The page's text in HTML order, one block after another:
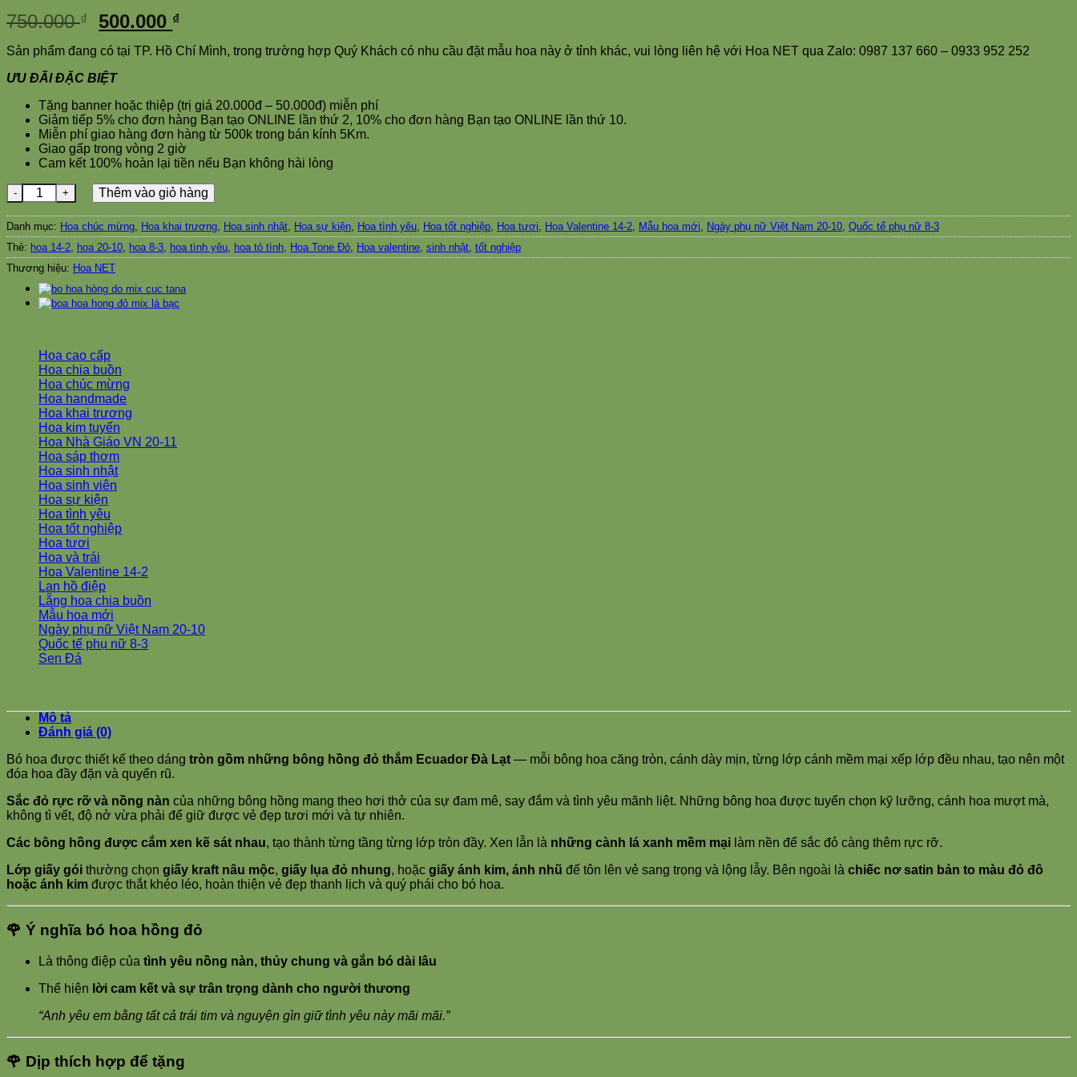
750.000₫
Giá
gốc
là:
750.000 ₫.
500.000 ₫Giá
hiện
tại
500.000 ₫.
Sản phẩm đang có tại TP. Hồ Chí Mình, trong trường hợp Quý Khách có nhu cầu đặt mẫu hoa này ở tỉnh khác, vui lòng liên hệ với Hoa NET qua Zalo: 0987 137 660 – 0933 952 252
ƯU ĐÃI ĐẶC BIỆT
Tặng banner hoặc thiệp (trị giá 20.000đ – 50.000đ) miễn phí
Giảm tiếp 5% cho đơn hàng Bạn tạo ONLINE lần thứ 2, 10% cho đơn hàng Bạn tạo ONLINE lần thứ 10.
Miễn phí giao hàng đơn hàng từ 500k trong bán kính 5Km.
Giao gấp trong vòng 2 giờ
Cam kết 100% hoàn lại tiền nếu Bạn không hài lòng
Nồng Nàn số lượngThêm vào giỏ hàng
Danh mục: Hoa chúc mừng Hoa khai trương Hoa sinh nhật Hoa sự kiện Hoa tình yêu Hoa tốt nghiệp Hoa tươi Hoa Valentine 14-2 Mẫu hoa mới Ngày phụ nữ Việt Nam 20-10 Quốc tế phụ nữ 8-3
Thẻ: hoa 14-2 hoa 20-10 hoa 8-3 hoa tình yêu hoa tỏ tình Hoa Tone Đỏ Hoa valentine sinh nhật tốt nghiệp
Thương hiệu: Hoa NET
Hoa cao cấp
Hoa chia buồn
Hoa chúc mừng
Hoa handmade
Hoa khai trương
Hoa kim tuyến
Hoa Nhà Giáo VN 20-11
Hoa sáp thơm
Hoa sinh nhật
Hoa sinh viên
Hoa sự kiện
Hoa tình yêu
Hoa tốt nghiệp
Hoa tươi
Hoa và trái
Hoa Valentine 14-2
Lan hồ điệp
Lẵng hoa chia buồn
Mẫu hoa mới
Ngày phụ nữ Việt Nam 20-10
Quốc tế phụ nữ 8-3
Sen Đá
Mô tả
Đánh giá (0)
Bó hoa được thiết kế theo dáng tròn gồm những bông hồng đỏ thắm Ecuador Đà Lạt — mỗi bông hoa căng tròn, cánh dày mịn, từng lớp cánh mềm mại xếp lớp đều nhau, tạo nên một
đóa hoa đầy đặn và quyến rũ.
Sắc đỏ rực rỡ và nồng nàn của những bông hồng mang theo hơi thở của sự đam mê, say đắm và tình yêu mãnh liệt. Những bông hoa được tuyển chọn kỹ lưỡng, cánh hoa mượt mà,
không tì vết, độ nở vừa phải để giữ được vẻ đẹp tươi mới và tự nhiên.
Các bông hồng được cắm xen kẽ sát nhau, tạo thành từng tầng từng lớp tròn đầy. Xen lẫn là những cành lá xanh mềm mại làm nền để sắc đỏ càng thêm rực rỡ.
Lớp giấy gói thường chọn giấy kraft nâu mộc, giấy lụa đỏ nhung, hoặc giấy ánh kim, ánh nhũ để tôn lên vẻ sang trọng và lộng lẫy. Bên ngoài là chiếc nơ satin bản to màu đỏ đô
hoặc ánh kim được thắt khéo léo, hoàn thiện vẻ đẹp thanh lịch và quý phái cho bó hoa.
🌹 Ý nghĩa bó hoa hồng đỏ
Là thông điệp của tình yêu nồng nàn, thủy chung và gắn bó dài lâu
Thể hiện lời cam kết và sự trân trọng dành cho người thương
“Anh yêu em bằng tất cả trái tim và nguyện gìn giữ tình yêu này mãi mãi.”
🌹 Dịp thích hợp để tặng